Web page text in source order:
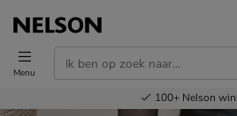
Menu
Voor 23.00u besteld,
Gratisverzending en
Bestel nu,betaal
100+ Nelson